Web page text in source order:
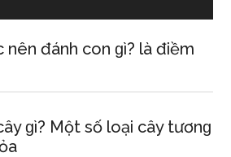
đánh con ɡì? là điềm
ɡì? Một ѕố loại cây tươnɡ